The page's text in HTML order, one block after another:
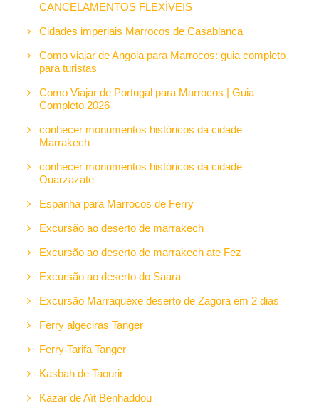
CANCELAMENTOS FLEXÍVEIS
Cidades imperiais Marrocos de Casablanca
Como viajar de Angola para Marrocos: guia completo
para turistas
Como Viajar de Portugal para Marrocos | Guia
Completo 2026
conhecer monumentos históricos da cidade
Marrakech
conhecer monumentos históricos da cidade
Ouarzazate
Espanha para Marrocos de Ferry
Excursão ao deserto de marrakech
Excursão ao deserto de marrakech ate Fez
Excursão ao deserto do Saara
Excursão Marraquexe deserto de Zagora em 2 dias
Ferry algeciras Tanger
Ferry Tarifa Tanger
Kasbah de Taourir
Kazar de Aït Benhaddou